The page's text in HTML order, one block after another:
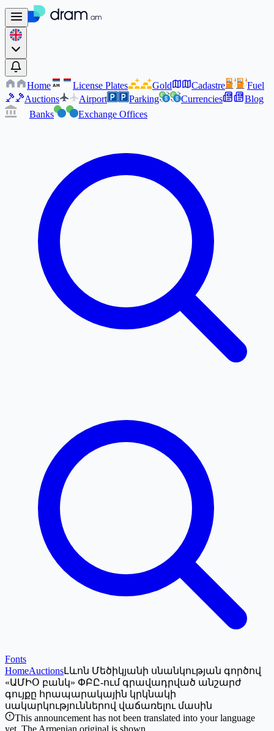
Home AM License Plates Gold Cadastre
Fuel
Auctions
Airport Parking Currencies
Blog
Banks
Exchange Offices
Fonts
HomeAuctionsԼևոն Մեծիկյանի սնանկության գործով
«ԱՄԻՕ բանկ» ՓԲԸ-ում գրավադրված անշարժ
գույքը հրապարակային կրկնակի
սակարկություններով վաճառելու մասին
This announcement has not been translated into your language
yet. The Armenian original is shown.